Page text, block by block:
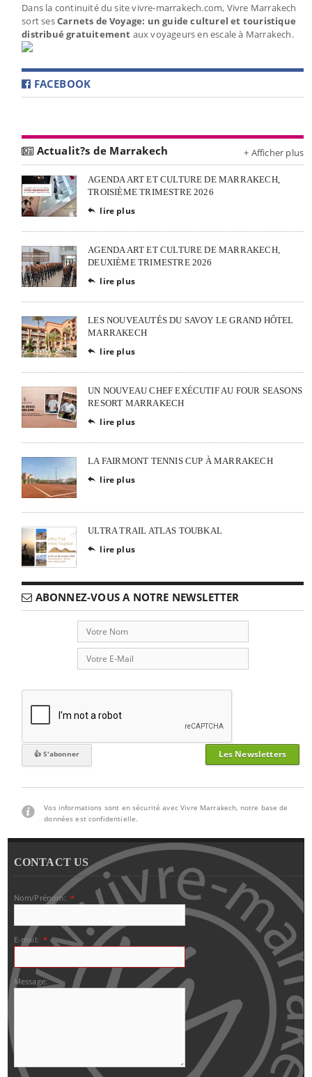
Dans la continuité du site vivre-marrakech.com, Vivre Marrakech
sort sesCarnets de Voyage: un guide culturel et touristique
distribué gratuitement aux voyageurs en escale à Marrakech.
FACEBOOK
Actualit?s de Marrakech + Afficher plus
AGENDA ART ET CULTURE DE MARRAKECH,
TROISIÈME TRIMESTRE 2026
 lire plus
AGENDA ART ET CULTURE DE MARRAKECH,
DEUXIÈME TRIMESTRE 2026
 lire plus
LES NOUVEAUTÉS DU SAVOY LE GRAND HÔTEL
MARRAKECH
 lire plus
UN NOUVEAU CHEF EXÉCUTIF AU FOUR SEASONS
RESORT MARRAKECH
 lire plus
LA FAIRMONT TENNIS CUP À MARRAKECH
 lire plus
ULTRA TRAIL ATLAS TOUBKAL
 lire plus
ABONNEZ-VOUS A NOTRE NEWSLETTER
Les Newsletters
Vos informations sont en sécurité avec Vivre Marrakech, notre base de
données est confidentielle.
CONTACT US
Nom/Prénom: *
E-mail: *
Message: